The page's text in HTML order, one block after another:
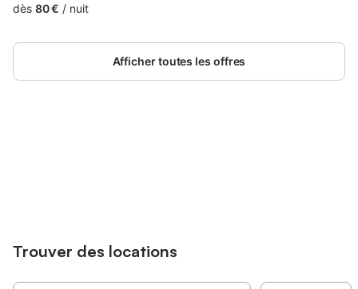
Ossuary, 36 km from The Citadel High,
free private parking, the property is 37
km from Fort Douaumont and 38 km from
dès 80 € / nuit
Afficher toutes les offres
Trouver des locations